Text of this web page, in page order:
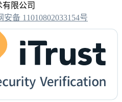
限公司
安备 11010802033154号